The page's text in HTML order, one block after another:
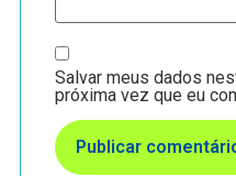
Salvar meus dados
próxima vez que eu